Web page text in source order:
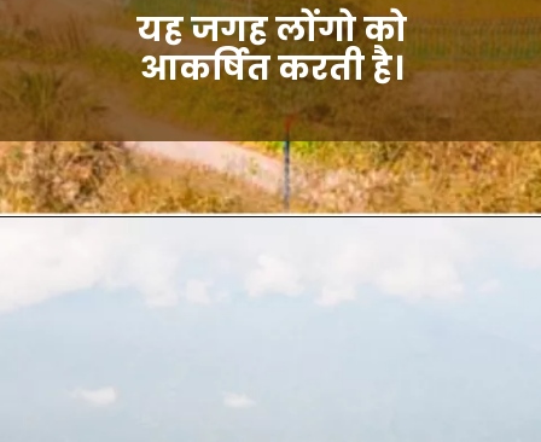
यह जगह लोंगो को
आकर्षित करती है।